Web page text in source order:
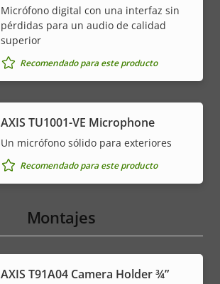
Micrófono digital con una interfaz sin
pérdidas para un audio de calidad
superior
Recomendado para este producto
AXIS TU1001-VE Microphone
Un micrófono sólido para exteriores
Recomendado para este producto
Montajes
AXIS T91A04 Camera Holder ¾”